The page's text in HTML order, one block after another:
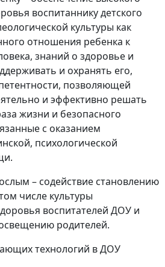
воспитаннику детского
культуры как
отношения ребенка к
знаний о здоровье и
и охранять его,
позволяющей
и эффективно решать
жизни и безопасного
с оказанием
психологической
– содействие становлению
числе культуры
воспитателей ДОУ и
родителей.
технологий в ДОУ